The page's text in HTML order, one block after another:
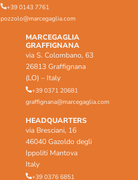
+39 0143 7761
pozzolo@marcegaglia.com
MARCEGAGLIA
GRAFFIGNANA
via S. Colombano, 63
26813 Graffignana
(LO) – Italy
+39 0371 20681
graffignana@marcegaglia.com
HEADQUARTERS
via Bresciani, 16
46040 Gazoldo degli
Ippoliti Mantova
Italy
+39 0376 6851